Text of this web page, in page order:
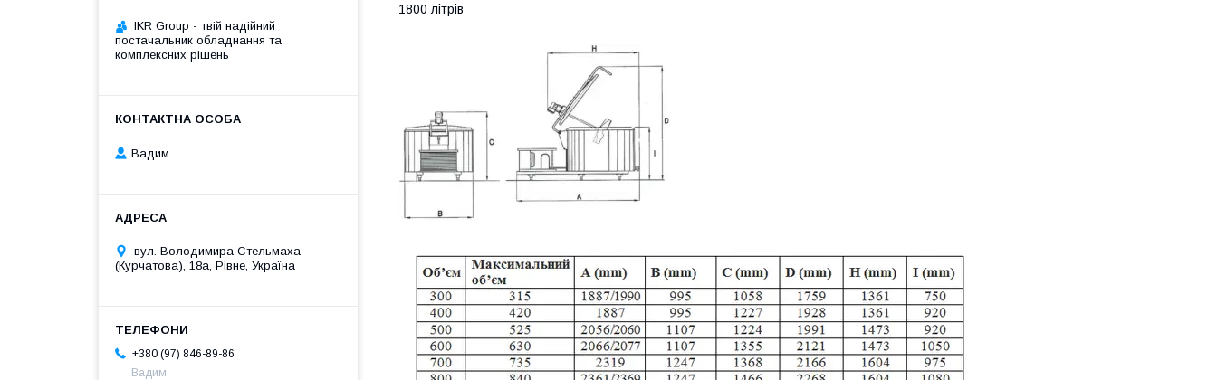
1800 літрів
IKR Group - твій надійний
постачальник обладнання та
комплексних рішень
Вадим
вул. Володимира Стельмаха
(Курчатова), 18а, Рівне, Україна
+380 (97) 846-89-86
Вадим